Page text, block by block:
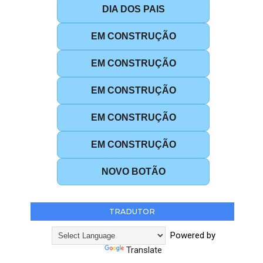
DIA DOS PAIS
EM CONSTRUÇÃO
EM CONSTRUÇÃO
EM CONSTRUÇÃO
EM CONSTRUÇÃO
EM CONSTRUÇÃO
NOVO BOTÃO
TRADUTOR
Powered by
Translate